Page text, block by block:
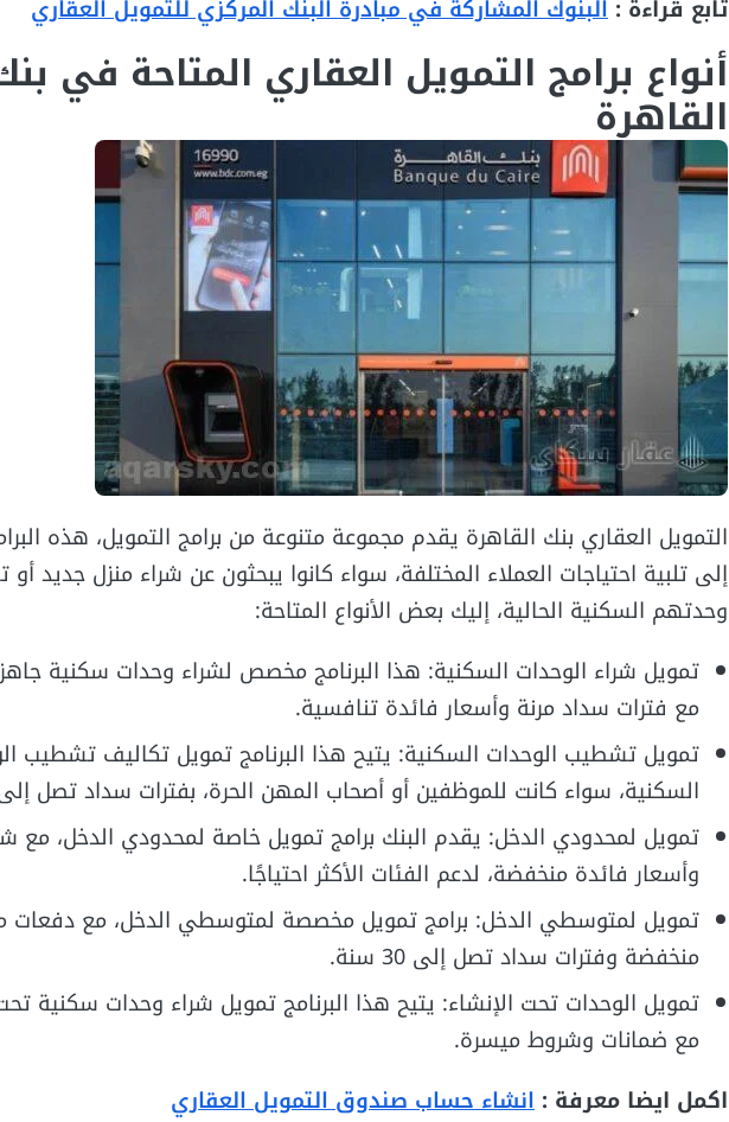
تابع قراءة : البنوك المشاركة في مبادرة البنك المركزي للتمويل العقاري
أنواع برامج التمويل العقاري المتاحة في
القاهرة
التمويل العقاري بنك القاهرة يقدم مجموعة متنوعة من برامج التمويل، هذه
إلى تلبية احتياجات العملاء المختلفة، سواء كانوا يبحثون عن شراء منزل جديد
وحدتهم السكنية الحالية، إليك بعض الأنواع المتاحة:
تمويل شراء الوحدات السكنية: هذا البرنامج مخصص لشراء وحدات سكنية
مع فترات سداد مرنة وأسعار فائدة تنافسية.
تمويل تشطيب الوحدات السكنية: يتيح هذا البرنامج تمويل تكاليف تشطيب
السكنية، سواء كانت للموظفين أو أصحاب المهن الحرة، بفترات سداد تصل إلى 5
تمويل لمحدودي الدخل: يقدم البنك برامج تمويل خاصة لمحدودي الدخل،
وأسعار فائدة منخفضة، لدعم الفئات الأكثر احتياجًا.
تمويل لمتوسطي الدخل: برامج تمويل مخصصة لمتوسطي الدخل، مع دفعات
منخفضة وفترات سداد تصل إلى 30 سنة.
تمويل الوحدات تحت الإنشاء: يتيح هذا البرنامج تمويل شراء وحدات سكنية
مع ضمانات وشروط ميسرة.
اكمل ايضا معرفة : انشاء حساب صندوق التمويل العقاري